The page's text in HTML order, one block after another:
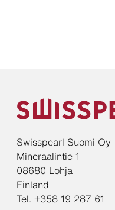
Swisspearl Suomi Oy
Mineraalintie 1
08680 Lohja
Finland
Tel. +358 19 287 61